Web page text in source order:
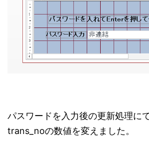
パスワードを入力後の更新処理に
trans_noの数値を変えました。